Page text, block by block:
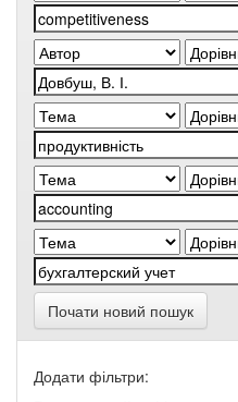
Почати новий пошук
Додати фільтри: